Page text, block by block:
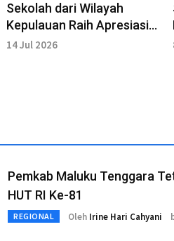
Sekolah dari Wilayah
Kepulauan Raih Apresiasi
dalam Seleksi Jambore
14 Jul 2026
Pemkab Maluku Tenggara
HUT RI Ke-81
REGIONAL Oleh Irine Hari Cahyani